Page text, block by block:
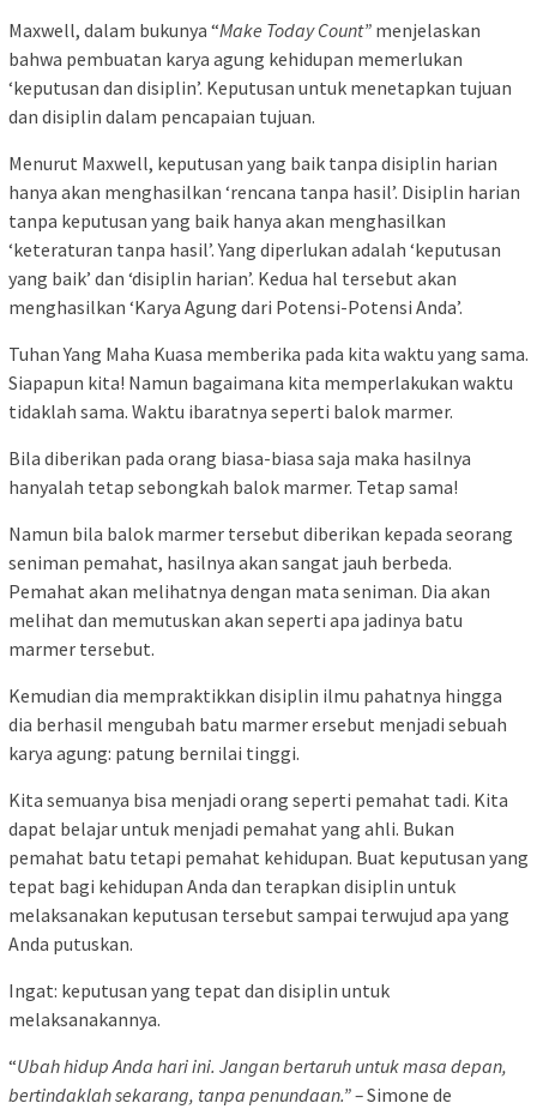
Maxwell, dalam bukunya “Make Today Count” menjelaskan
bahwa pembuatan karya agung kehidupan memerlukan
‘keputusan dan disiplin’. Keputusan untuk menetapkan tujuan
dan disiplin dalam pencapaian tujuan.
Menurut Maxwell, keputusan yang baik tanpa disiplin harian
hanya akan menghasilkan ‘rencana tanpa hasil’. Disiplin harian
tanpa keputusan yang baik hanya akan menghasilkan
‘keteraturan tanpa hasil’. Yang diperlukan adalah ‘keputusan
yang baik’ dan ‘disiplin harian’. Kedua hal tersebut akan
menghasilkan ‘Karya Agung dari Potensi-Potensi Anda’.
Tuhan Yang Maha Kuasa memberika pada kita waktu yang sama.
Siapapun kita! Namun bagaimana kita memperlakukan waktu
tidaklah sama. Waktu ibaratnya seperti balok marmer.
Bila diberikan pada orang biasa-biasa saja maka hasilnya
hanyalah tetap sebongkah balok marmer. Tetap sama!
Namun bila balok marmer tersebut diberikan kepada seorang
seniman pemahat, hasilnya akan sangat jauh berbeda.
Pemahat akan melihatnya dengan mata seniman. Dia akan
melihat dan memutuskan akan seperti apa jadinya batu
marmer tersebut.
Kemudian dia mempraktikkan disiplin ilmu pahatnya hingga
dia berhasil mengubah batu marmer ersebut menjadi sebuah
karya agung: patung bernilai tinggi.
Kita semuanya bisa menjadi orang seperti pemahat tadi. Kita
dapat belajar untuk menjadi pemahat yang ahli. Bukan
pemahat batu tetapi pemahat kehidupan. Buat keputusan yang
tepat bagi kehidupan Anda dan terapkan disiplin untuk
melaksanakan keputusan tersebut sampai terwujud apa yang
Anda putuskan.
Ingat: keputusan yang tepat dan disiplin untuk
melaksanakannya.
“Ubah hidup Anda hari ini. Jangan bertaruh untuk masa depan,
bertindaklah sekarang, tanpa penundaan.” –Simone de